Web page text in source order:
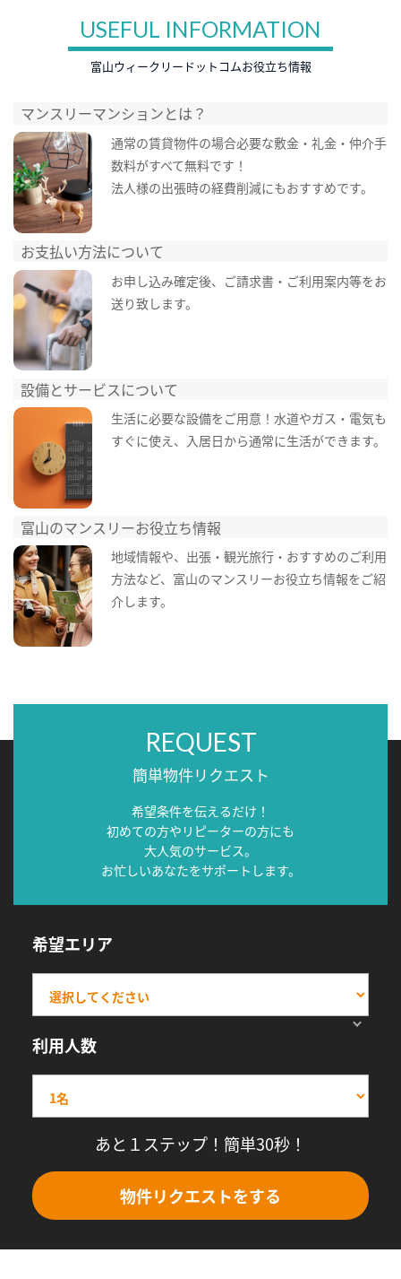
USEFUL INFORMATION
富山ウィークリードットコムお役立ち情報
マンスリーマンションとは？
通常の賃貸物件の場合必要な敷金・礼金・仲介手
数料がすべて無料です！
法人様の出張時の経費削減にもおすすめです。
お支払い方法について
お申し込み確定後、ご請求書・ご利用案内等をお
送り致します。
設備とサービスについて
生活に必要な設備をご用意！水道やガス・電気も
すぐに使え、入居日から通常に生活ができます。
富山のマンスリーお役立ち情報
地域情報や、出張・観光旅行・おすすめのご利用
方法など、富山のマンスリーお役立ち情報をご紹
介します。
REQUEST
簡単物件リクエスト
希望条件を伝えるだけ！
初めての方やリピーターの方にも
大人気のサービス。
お忙しいあなたをサポートします。
希望エリア
利用人数
あと１ステップ！簡単30秒！
物件リクエストをする